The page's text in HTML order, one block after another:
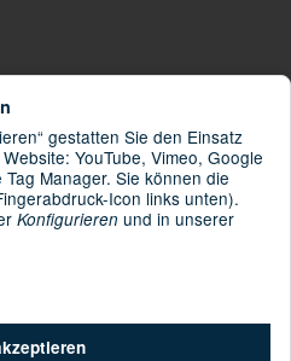
Futter: 100% Polyester
gestatten Sie den Einsatz
YouTube, Vimeo, Google
Manager. Sie können die
Icon links unten).
Konfigurieren und in unserer